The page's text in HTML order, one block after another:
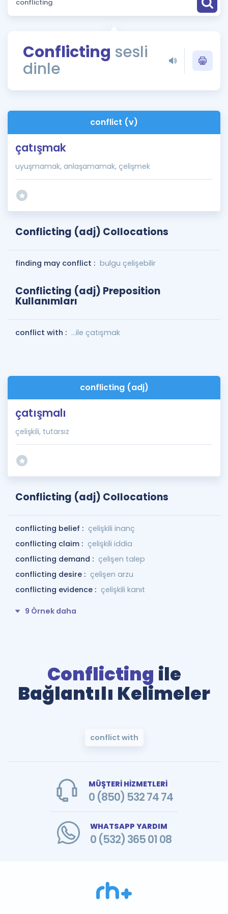
Puan Hesaplama
ÖSYM Sınav Takvimi
Kampanyalar
İngilizce Gramer
Conflicting sesli
dinle
conflict (v)
çatışmak
uyuşmamak, anlaşamamak, çelişmek
Conflicting (adj) Collocations
finding may conflict : bulgu çelişebilir
Conflicting (adj) Preposition
Kullanımları
conflict with : …ile çatışmak
conflicting (adj)
çatışmalı
çelişkili, tutarsız
Conflicting (adj) Collocations
conflicting belief : çelişkili inanç
conflicting claim : çelişkili iddia
conflicting demand : çelişen talep
conflicting desire : çelişen arzu
conflicting evidence : çelişkili kanıt
9 Örnek daha
Conflicting ile
Bağlantılı Kelimeler
conflict with
MÜŞTERİ HİZMETLERİ
0 (850) 532 74 74
WHATSAPP YARDIM
0 (532) 365 01 08